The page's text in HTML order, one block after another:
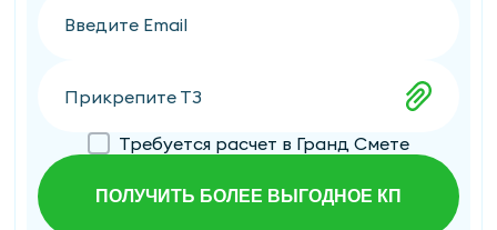
Прикрепите ТЗ
Требуется расчет в Гранд Смете
ПОЛУЧИТЬ БОЛЕЕ ВЫГОДНОЕ КП